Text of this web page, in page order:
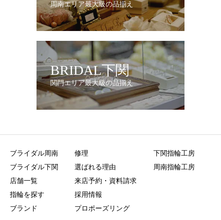
周南エリア最大級の品揃え
BRIDAL下関
関門エリア最大級の品揃え
ブライダル周南
ブライダル下関
店舗一覧
指輪を探す
ブランド
修理
選ばれる理由
来店予約・資料請求
採用情報
プロポーズリング
下関指輪工房
周南指輪工房